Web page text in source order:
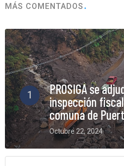
MÁS COMENTADOS
1
PROSIGA se
inspección
comuna de
Octubre 22, 2024
6 Comments